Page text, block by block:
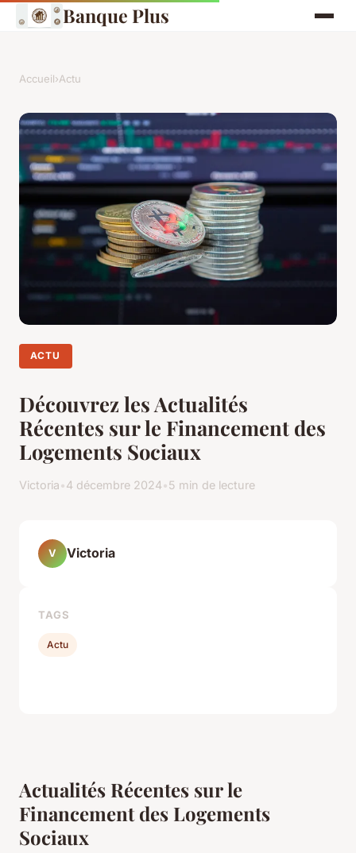
Banque Plus
Accueil›Actu
ACTU
Découvrez les Actualités
Récentes sur le Financement des
Logements Sociaux
Victoria•4 décembre 2024•5 min de lecture
Actualités Récentes sur le
Financement des Logements
Sociaux
V Victoria
TAGS
Actu